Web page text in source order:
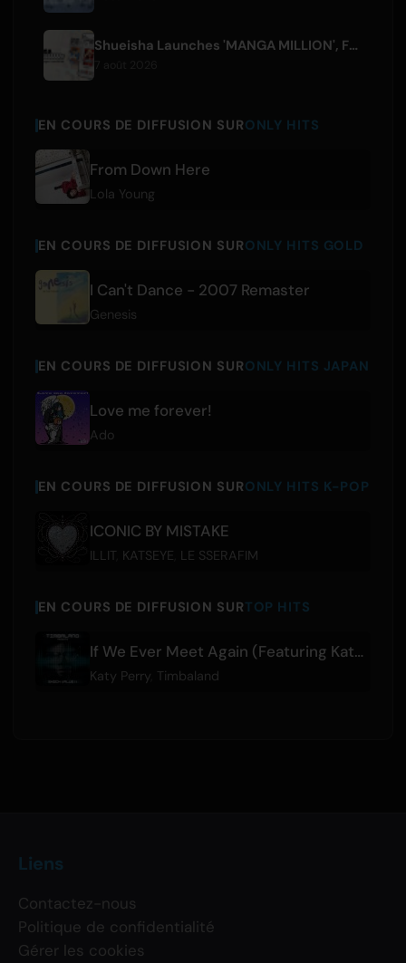
Shueisha Launches 'MANGA MILLION', Free Global Library of 400 Manga Titles
EN COURS DE DIFFUSION SURONLY HITS
From Down Here
Lola Young
EN COURS DE DIFFUSION SURONLY HITS GOLD
I Can't Dance - 2007 Remaster
Genesis
EN COURS DE DIFFUSION SURONLY HITS JAPAN
Love me forever!
Ado
EN COURS DE DIFFUSION SURONLY HITS K-POP
ICONIC BY MISTAKE
ILLIT, KATSEYE LE SSERAFIM
EN COURS DE DIFFUSION SURTOP HITS
If We Ever Meet Again (Featuring Katy Perry)
Katy Perry, Timbaland
Liens
Contactez-nous
Politique de confidentialité
Gérer les cookies